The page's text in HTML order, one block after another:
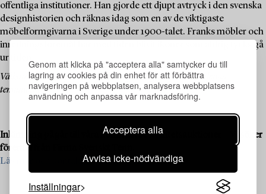
Genom att klicka på "acceptera alla" samtycker du till
lagring av cookies på din enhet för att förbättra
navigeringen på webbplatsen, analysera webbplatsens
användning och anpassa vår marknadsföring.
Acceptera alla
Avvisa icke-nödvändiga
Inställningar
offentliga institutioner. Han gjorde ett djupt avtryck i den svenska
designhistorien och räknas idag som en av de viktigaste
möbelformgivarna i Sverige under 1900-talet. Franks möbler och
inredningsföremål har med tiden blivit ikoner som aldrig tycks gå
ur tiden.
Välkommen att utforska och bjuda på designklassikerna i denna
temaauktion!
Inlämning pågår till våra kommande kvalitetsauktioner – Vi söker
föremål från Firma Svenskt Tenn.
Läs mer och kontakta oss för värdering >